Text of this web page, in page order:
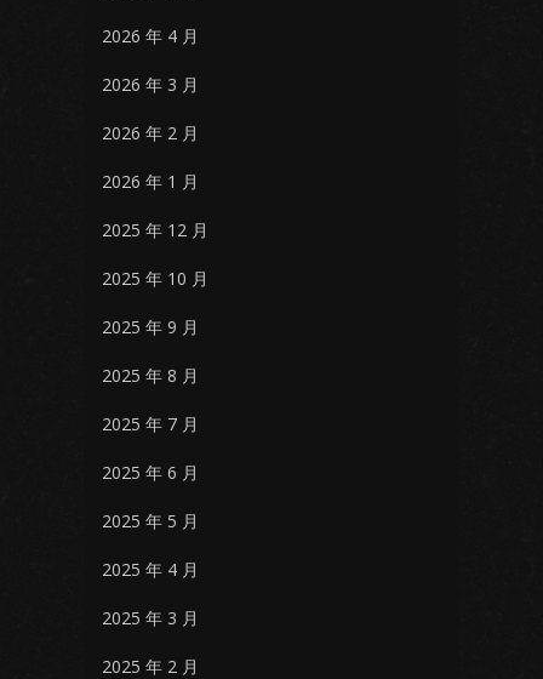
2026 年 4 月
2026 年 3 月
2026 年 2 月
2026 年 1 月
2025 年 12 月
2025 年 10 月
2025 年 9 月
2025 年 8 月
2025 年 7 月
2025 年 6 月
2025 年 5 月
2025 年 4 月
2025 年 3 月
2025 年 2 月